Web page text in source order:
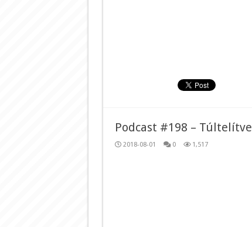
Podcast #198 – Túltelítve
2018-08-01 0 1,517